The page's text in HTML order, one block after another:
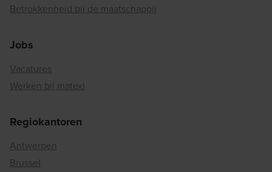
Betrokkenheid bij de maatschappij
Jobs
Vacatures
Werken bij matexi
Regiokantoren
Antwerpen
Brussel